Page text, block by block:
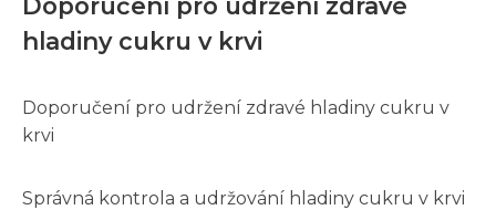
hladiny cukru v krvi
Doporučení pro udržení zdravé hladiny cukru v
krvi
Správná kontrola a udržování hladiny cukru v krvi